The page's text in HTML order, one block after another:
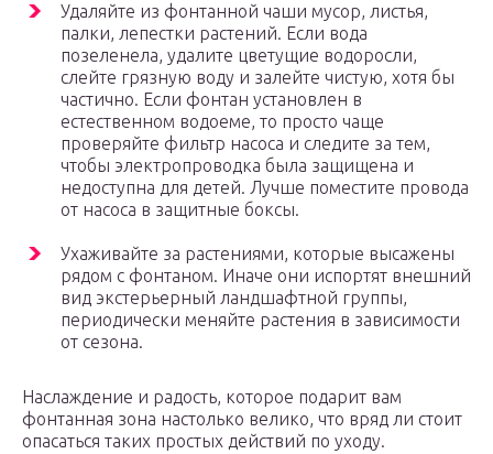
Удаляйте из фонтанной чаши мусор, листья,
палки, лепестки растений. Если вода
позеленела, удалите цветущие водоросли,
слейте грязную воду и залейте чистую, хотя бы
частично. Если фонтан установлен в
естественном водоеме, то просто чаще
проверяйте фильтр насоса и следите за тем,
чтобы электропроводка была защищена и
недоступна для детей. Лучше поместите провода
от насоса в защитные боксы.
Ухаживайте за растениями, которые высажены
рядом с фонтаном. Иначе они испортят внешний
вид экстерьерный ландшафтной группы,
периодически меняйте растения в зависимости
от сезона.
Наслаждение и радость, которое подарит вам
фонтанная зона настолько велико, что вряд ли стоит
опасаться таких простых действий по уходу.